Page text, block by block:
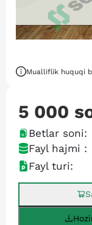
Mualliflik huquqi
5 000
Betlar soni:
Fayl hajmi :
Fayl turi: